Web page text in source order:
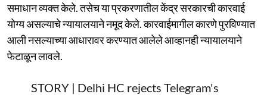
समाधान व्यक्त केले. तसेच या प्रकरणातील केंद्र सरकारची कारवाई
योग्य असल्याचे न्यायालयाने नमूद केले. कारवाईमागील कारणे पुरविण्यात
आली नसल्याच्या आधारावर करण्यात आलेले आव्हानही न्यायालयाने
फेटाळून लावले.
STORY | Delhi HC rejects Telegram's